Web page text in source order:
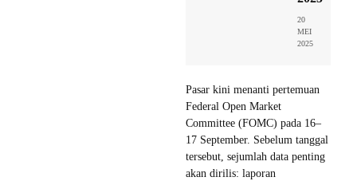
20
MEI
2025
Pasar kini menanti pertemuan
Federal Open Market
Committee (FOMC) pada 16–
17 September. Sebelum tanggal
tersebut, sejumlah data penting
akan dirilis: laporan